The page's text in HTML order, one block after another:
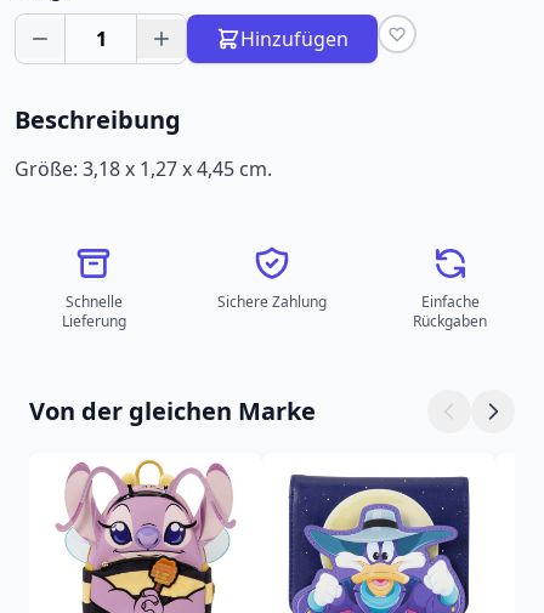
1 Hinzufügen
Beschreibung
Größe: 3,18 x 1,27 x 4,45 cm.
Schnelle
Lieferung
Sichere Zahlung
Einfache
Rückgaben
Von der gleichen Marke